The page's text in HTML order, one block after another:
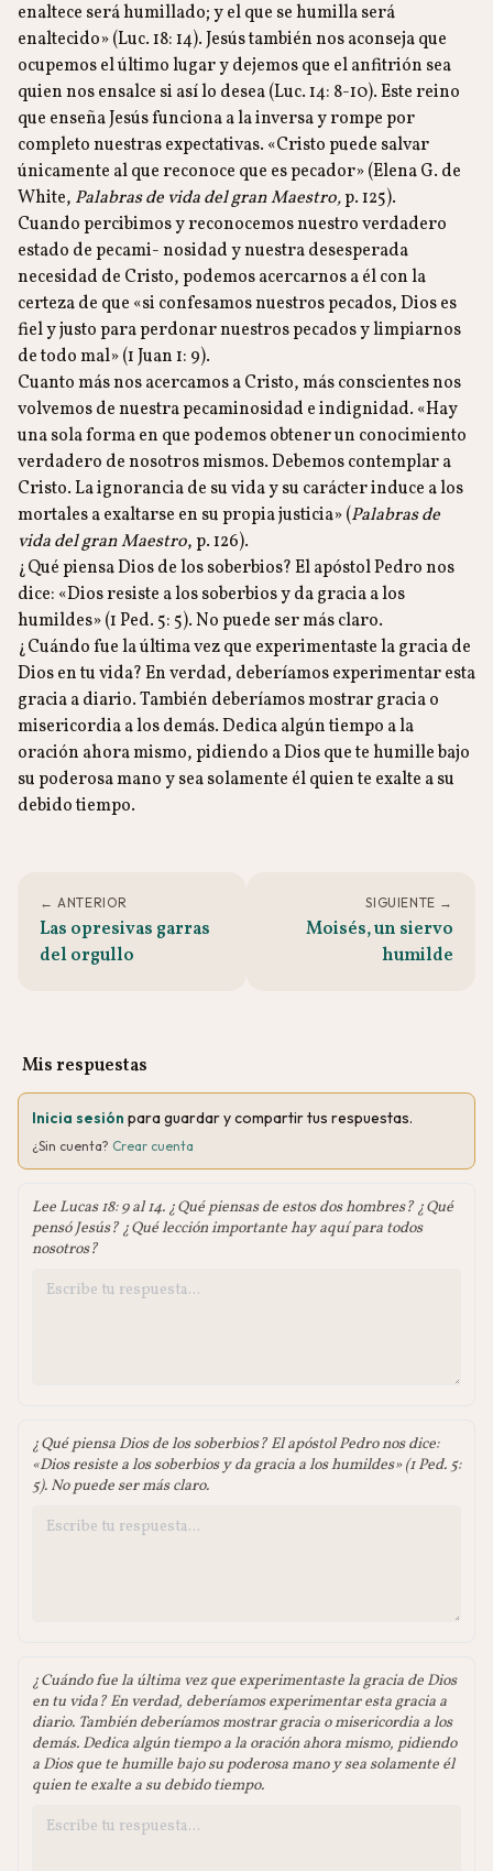
enaltece será humillado; y el que se humilla será
enaltecido» (Luc. 18: 14). Jesús también nos aconseja que
ocupemos el último lugar y dejemos que el anfitrión sea
quien nos ensalce si así lo desea (Luc. 14: 8-10). Este reino
que enseña Jesús funciona a la inversa y rompe por
completo nuestras expectativas. «Cristo puede salvar
únicamente al que reconoce que es pecador» (Elena G. de
White, Palabras de vida del gran Maestro,p. 125).
Cuando percibimos y reconocemos nuestro verdadero
estado de pecami- nosidad y nuestra desesperada
necesidad de Cristo, podemos acercarnos a él con la
certeza de que «si confesamos nuestros pecados, Dios es
fiel y justo para perdonar nuestros pecados y limpiarnos
de todo mal» (1 Juan 1: 9).
Cuanto más nos acercamos a Cristo, más conscientes nos
volvemos de nuestra pecaminosidad e indignidad. «Hay
una sola forma en que podemos obtener un conocimiento
verdadero de nosotros mismos. Debemos contemplar a
Cristo. La ignorancia de su vida y su carácter induce a los
mortales a exaltarse en su propia justicia» (Palabras de
vida del gran Maestro, p. 126).
¿Qué piensa Dios de los soberbios? El apóstol Pedro nos
dice: «Dios resiste a los soberbios y da gracia a los
humildes» (1 Ped. 5: 5). No puede ser más claro.
¿Cuándo fue la última vez que experimentaste la gracia de
Dios en tu vida? En verdad, deberíamos experimentar esta
gracia a diario. También deberíamos mostrar gracia o
misericordia a los demás. Dedica algún tiempo a la
oración ahora mismo, pidiendo a Dios que te humille bajo
su poderosa mano y sea solamente él quien te exalte a su
debido tiempo.
← ANTERIOR
Las opresivas garras
del orgullo
SIGUIENTE →
Moisés, un siervo
humilde
Mis respuestas
Inicia sesión para guardar y compartir tus respuestas.
¿Sin cuenta? Crear cuenta
Lee Lucas 18: 9 al 14. ¿Qué piensas de estos dos hombres? ¿Qué
pensó Jesús? ¿Qué lección importante hay aquí para todos
nosotros?
¿Qué piensa Dios de los soberbios? El apóstol Pedro nos dice:
«Dios resiste a los soberbios y da gracia a los humildes» (1 Ped. 5:
5). No puede ser más claro.
¿Cuándo fue la última vez que experimentaste la gracia de Dios
en tu vida? En verdad, deberíamos experimentar esta gracia a
diario. También deberíamos mostrar gracia o misericordia a los
demás. Dedica algún tiempo a la oración ahora mismo, pidiendo
a Dios que te humille bajo su poderosa mano y sea solamente él
quien te exalte a su debido tiempo.